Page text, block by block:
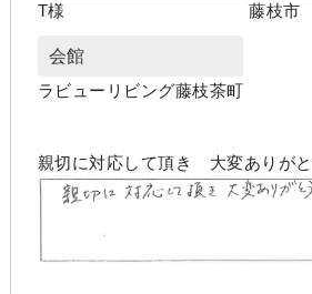
T様
藤枝市
会館
ラビューリビング藤枝茶町
親切に対応して頂き 大変ありがと